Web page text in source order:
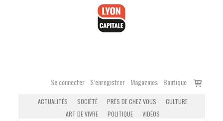
Se connecter S’enregistrer Magazines Boutique
Voir
ACTUALITÉS SOCIÉTÉ PRÈS DE CHEZ VOUS
CULTURE
ART DE VIVRE
POLITIQUE VIDÉOS